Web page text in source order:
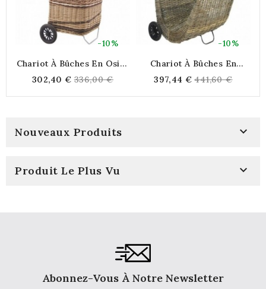
-10%
Chariot À Bûches En Osier
302,40 € Regular
price
336,00 €
-10%
Chariot À Bûches En
397,44 € Regular
price
441,60 €
Nouveaux Produits 
Produit Le Plus Vu 
Abonnez-Vous À Notre Newsletter